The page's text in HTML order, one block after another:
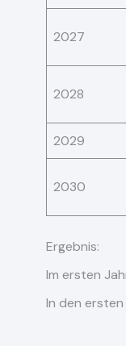
2027
2028
2029
2030
Ergebnis:
Im ersten
In den